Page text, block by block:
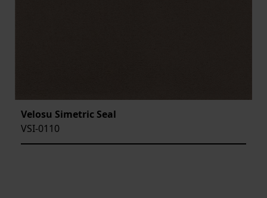
Velosu Simetric Seal
VSI-0110